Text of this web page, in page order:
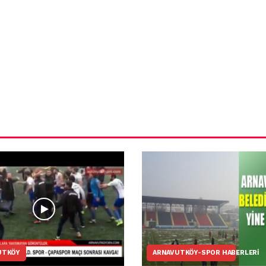
ARNAVUTKÖY-SPOR HABERLERI